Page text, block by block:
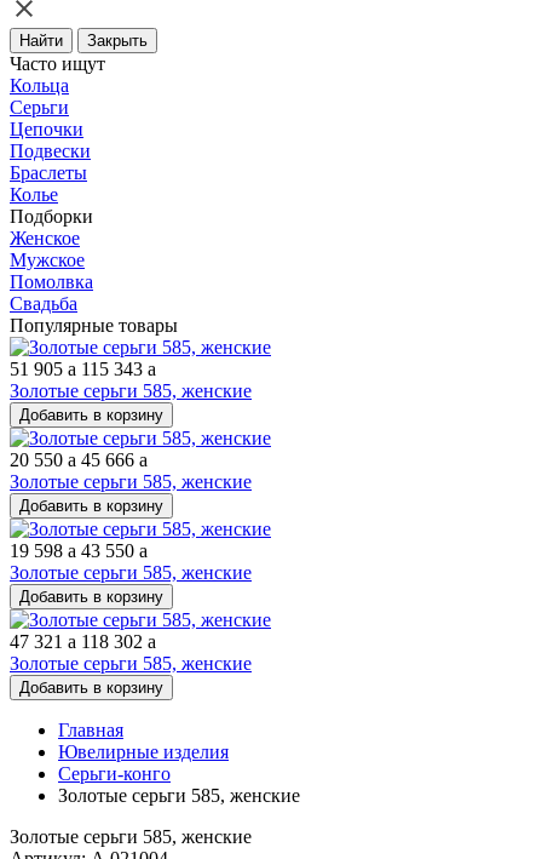
Найти Закрыть
Часто ищут
Кольца
Серьги
Цепочки
Подвески
Браслеты
Колье
Подборки
Женское
Мужское
Помолвка
Свадьба
Популярные товары
51 905 a 115 343 a
Золотые серьги 585, женские
Добавить в корзину
20 550 a 45 666 a
Золотые серьги 585, женские
Добавить в корзину
19 598 a 43 550 a
Золотые серьги 585, женские
Добавить в корзину
47 321 a 118 302 a
Золотые серьги 585, женские
Добавить в корзину
Главная
Ювелирные изделия
Серьги-конго
Золотые серьги 585, женские
Золотые серьги 585, женские